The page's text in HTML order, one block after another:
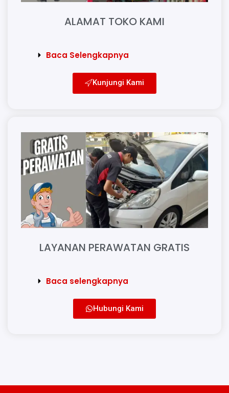
ALAMAT TOKO KAMI
Baca Selengkapnya
Kunjungi Kami
LAYANAN PERAWATAN GRATIS
Baca selengkapnya
Hubungi Kami